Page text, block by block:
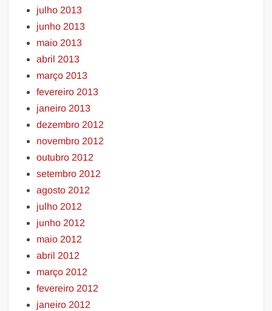
julho 2013
junho 2013
maio 2013
abril 2013
março 2013
fevereiro 2013
janeiro 2013
dezembro 2012
novembro 2012
outubro 2012
setembro 2012
agosto 2012
julho 2012
junho 2012
maio 2012
abril 2012
março 2012
fevereiro 2012
janeiro 2012